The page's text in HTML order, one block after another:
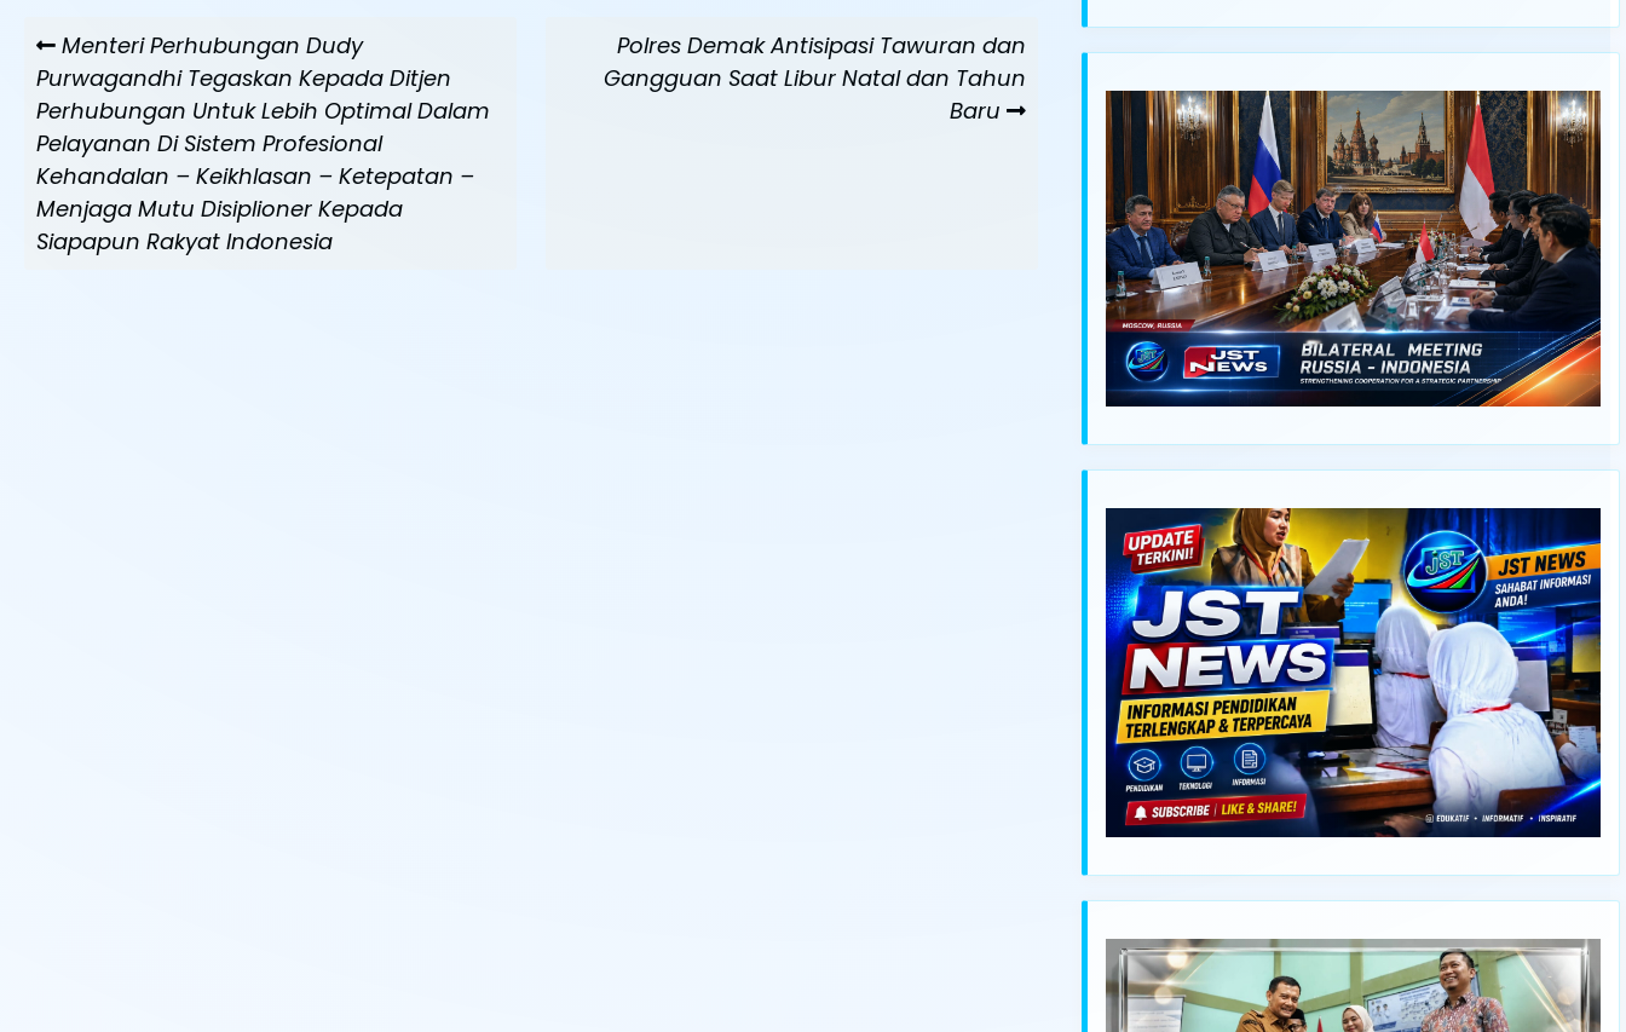
pos
Previous
Post
Menteri Perhubungan Dudy
Purwagandhi Tegaskan Kepada Ditjen
Perhubungan Untuk Lebih Optimal Dalam
Pelayanan Di Sistem Profesional
Kehandalan – Keikhlasan – Ketepatan –
Menjaga Mutu Disiplioner Kepada
Siapapun Rakyat Indonesia
Polres Demak Antisipasi Tawuran dan
Gangguan Saat Libur Natal dan Tahun
Baru